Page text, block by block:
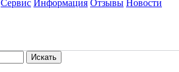
Сервис Информация Отзывы Новости
Искать